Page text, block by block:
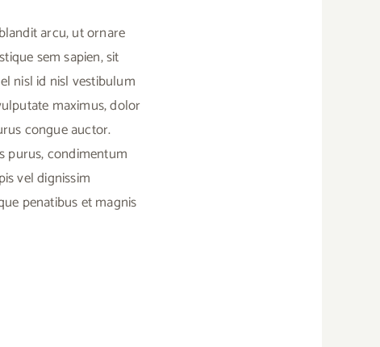
arcu, ut ornare
sem sapien, sit
nisl id nisl vestibulum
maximus, dolor
congue auctor.
purus, condimentum
vel dignissim
penatibus et magnis